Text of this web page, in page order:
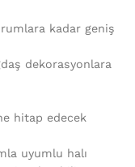
kadar geniş
dekorasyonlara
hitap edecek
uyumlu halı